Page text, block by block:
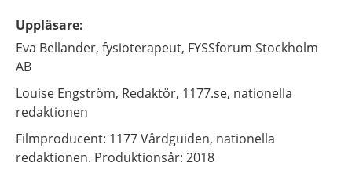
Uppläsare:
Eva Bellander, fysioterapeut, FYSSforum Stockholm
AB
Louise Engström, Redaktör, 1177.se, nationella
redaktionen
Filmproducent: 1177 Vårdguiden, nationella
redaktionen. Produktionsår: 2018